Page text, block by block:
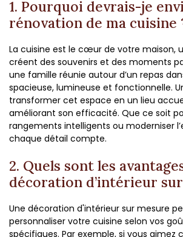
1. Pourquoi devrais-je
rénovation de ma cuisine
La cuisine est le cœur de votre maison,
créent des souvenirs et des moments
une famille réunie autour d’un repas
spacieuse, lumineuse et fonctionnelle.
transformer cet espace en un lieu
améliorant son efficacité. Que ce soit
rangements intelligents ou moderniser
chaque détail compte.
2. Quels sont les
décoration d’intérieur
Une décoration d'intérieur sur mesure
personnaliser votre cuisine selon vos
spécifiques. Par exemple, si vous aimez